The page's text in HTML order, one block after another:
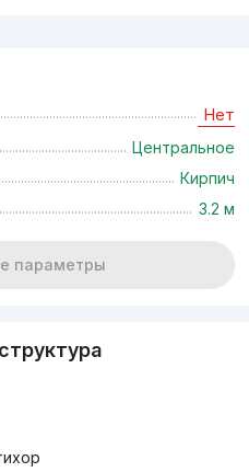
Нет
Центральное
Кирпич
3.2 м
параметры